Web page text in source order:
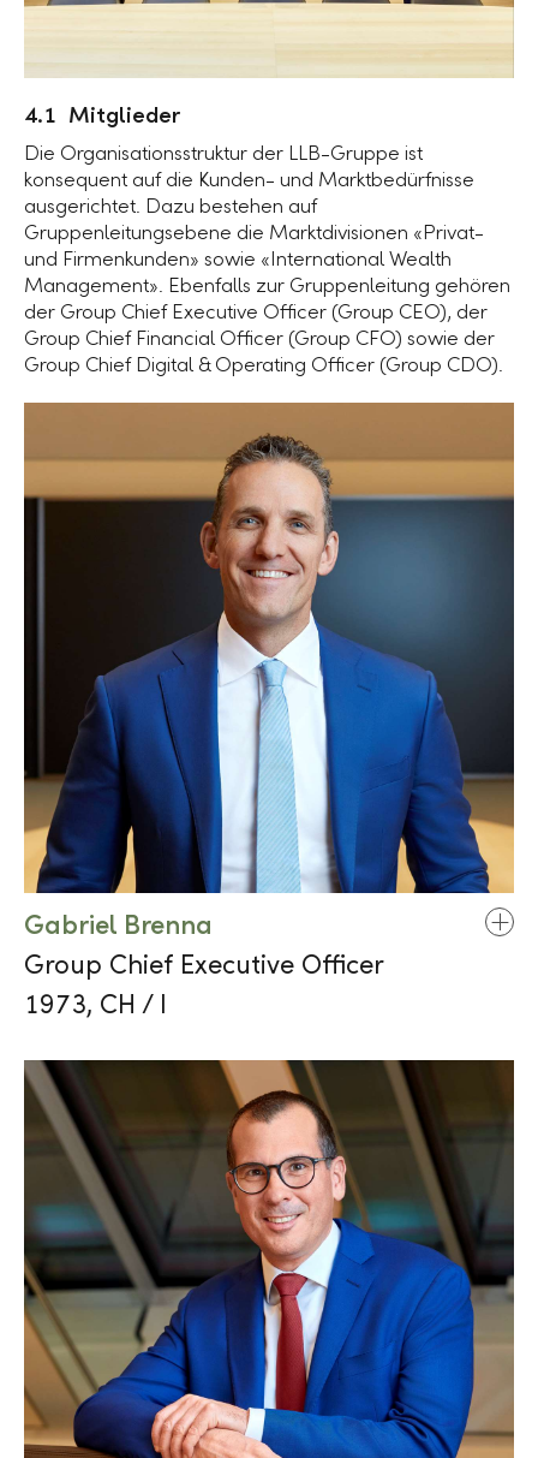
4.1 Mitglieder
Die Organisationsstruktur der LLB-Gruppe ist
konsequent auf die Kunden- und Marktbedürfnisse
ausgerichtet. Dazu bestehen auf
Gruppenleitungsebene die Marktdivisionen «Privat-
und Firmenkunden» sowie «International Wealth
Management». Ebenfalls zur Gruppenleitung gehören
der Group Chief Executive Officer (Group CEO), der
Group Chief Financial Officer (Group CFO) sowie der
Group Chief Digital & Operating Officer (Group CDO).
Gabriel Brenna
Group Chief Executive Officer
1973, CH / I